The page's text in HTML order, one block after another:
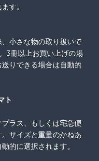
す。
小さな物の取り扱いで
3冊以上お買い上げの場
りできる場合は自動的
ト
ラス、もしくは宅急便
サイズと重量のかねあ
的に選択されます。